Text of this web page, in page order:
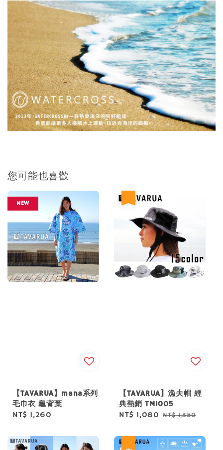
您可能也喜歡
NEW
【TAVARUA】mana系列
毛巾衣 龜背葉
Regular
NT$ 1,260
【TAVARUA】漁夫帽 經
典熱銷 TM1005
Sale
NT$ 1,080 Regular
NT$ 1,350